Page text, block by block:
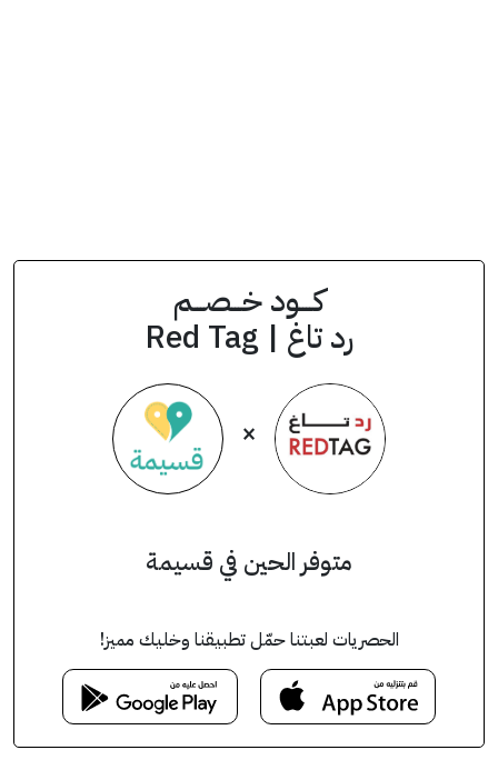
كــــود خـــصـــم
رد تاغ | Red Tag
×
متوفر الحين في قسيمة
الحصريات لعبتنا حمّل تطبيقنا وخليك مميز!